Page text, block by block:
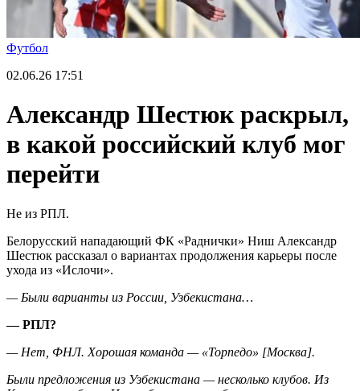
Футбол
02.06.26 17:51
Александр Шестюк раскрыл,
в какой российский клуб мог
перейти
Не из РПЛ.
Белорусский нападающий ФК «Раднички» Ниш Александр
Шестюк рассказал о вариантах продолжения карьеры после
ухода из «Ислочи».
— Были варианты из России, Узбекистана…
— РПЛ?
— Нет, ФНЛ. Хорошая команда — «Торпедо» [Москва].
Были предложения из Узбекистана — несколько клубов. Из